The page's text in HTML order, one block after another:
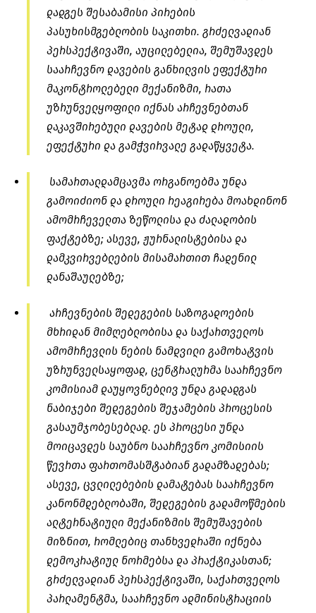
დადგეს შესაბამისი პირების
პასუხისმგებლობის საკითხი. გრძელვადიან
პერსპექტივაში, აუცილებელია, შემუშავდეს
საარჩევნო დავების განხილვის ეფექტური
მაკონტროლებელი მექანიზმი, რათა
უზრუნველყოფილი იქნას არჩევნებთან
დაკავშირებული დავების მეტად დროული,
ეფექტური და გამჭვირვალე გადაწყვეტა.
სამართალდამცავმა ორგანოებმა უნდა
გამოიძიონ და დროული რეაგირება მოახდინონ
ამომრჩეველთა ზეწოლისა და ძალადობის
ფაქტებზე; ასევე, ჟურნალისტებისა და
დამკვირვებლების მისამართით ჩადენილ
დანაშაულებზე;
არჩევნების შედეგების საზოგადოების
მხრიდან მიმღებლობისა და საქართველოს
ამომრჩევლის ნების ნამდვილი გამოხატვის
უზრუნველსაყოფად, ცენტრალურმა საარჩევნო
კომისიამ დაუყოვნებლივ უნდა გადადგას
ნაბიჯები შედეგების შეჯამების პროცესის
გასაუმჯობესებლად. ეს პროცესი უნდა
მოიცავდეს საუბნო საარჩევნო კომისიის
წევრთა ფართომასშტაბიან გადამზადებას;
ასევე, ცვლილებების დამატებას საარჩევნო
კანონმდებლობაში, შედეგების გადამოწმების
ალტერნატიული მექანიზმის შემუშავების
მიზნით, რომლებიც თანხვედრაში იქნება
დემოკრატიულ ნორმებსა და პრაქტიკასთან;
გრძელვადიან პერსპექტივაში, საქართველოს
პარლამენტმა, საარჩევნო ადმინისტრაციის